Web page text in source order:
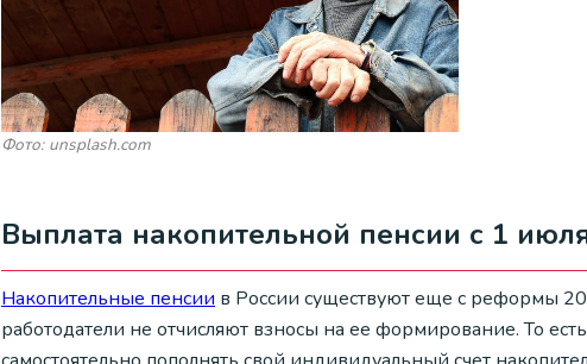
Фото: unsplash.com
Выплата накопительной пенсии с 1
Накопительные пенсии в России существуют еще с реформы
работодатели не отчисляют взносы на ее формирование. То